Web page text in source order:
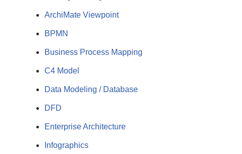
ArchiMate Viewpoint
BPMN
Business Process Mapping
C4 Model
Data Modeling / Database
DFD
Enterprise Architecture
Infographics